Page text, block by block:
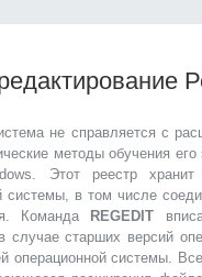
не справляется с
методы обучения
Этот реестр
системы, в том числе
Команда
REGEDIT
в случае старших версий
операционной системы.